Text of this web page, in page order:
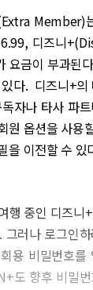
Member)
디즈니
요금이 부과된
다. 디즈니+
자나 타사 파
원 옵션을 사용
을 이전할 수 있
행 중인 디즈니
그러나 로그인
용 비밀번호를
도 향후 비밀